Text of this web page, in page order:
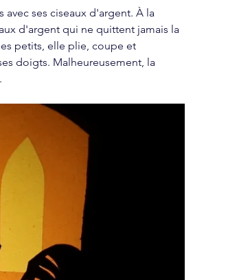
ses ciseaux d'argent. À la
d'argent qui ne quittent jamais la
petits, elle plie, coupe et
doigts. Malheureusement, la